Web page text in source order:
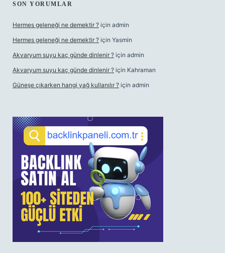
SON YORUMLAR
Hermes geleneği ne demektir ? için admin
Hermes geleneği ne demektir ? için Yasmin
Akvaryum suyu kaç günde dinlenir ? için admin
Akvaryum suyu kaç günde dinlenir ? için Kahraman
Güneşe çıkarken hangi yağ kullanılır ? için admin